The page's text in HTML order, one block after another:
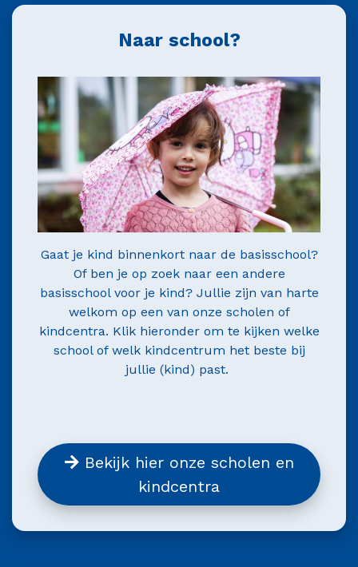
Naar school?
Gaat je kind binnenkort naar de basisschool?
Of ben je op zoek naar een andere
basisschool voor je kind? Jullie zijn van harte
welkom op een van onze scholen of
kindcentra. Klik hieronder om te kijken welke
school of welk kindcentrum het beste bij
jullie (kind) past.
Bekijk hier onze scholen en
kindcentra